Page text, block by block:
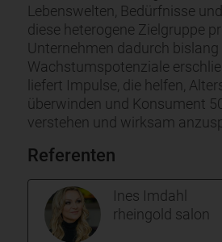
Lebenswelten, Bedürfnisse
diese heterogene Zielgruppe
Unternehmen dadurch
Wachstumspotenziale
liefert Impulse, die helfen,
überwinden und Konsument
verstehen und wirksam
Referenten
Ines Imdahl
rheingold salon